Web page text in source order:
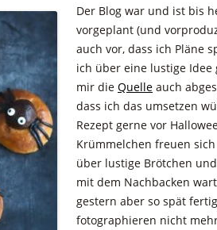
Der Blog war und ist bis
vorgeplant (und
auch vor, dass ich Pläne
ich über eine lustige Idee
mir die Quelle auch
dass ich das umsetzen
Rezept gerne vor
Krümmelchen freuen
über lustige Brötchen
mit dem Nachbacken
gestern aber so spät
fotographieren nicht